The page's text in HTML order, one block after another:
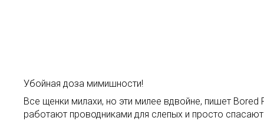
Убойная доза мимишности!
Все щенки милахи, но эти милее вдвойне, пишет
работают проводниками для слепых и просто